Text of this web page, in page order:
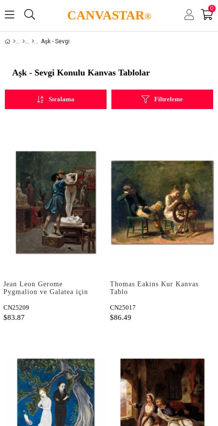
CANVASTAR®
0
Aşk - Sevgi
Aşk - Sevgi Konulu Kanvas Tablolar
Filtreleme
Sıralama
Jean Leon Gerome
Pygmalion ve Galatea için
CN25209
$83.87
Thomas Eakins Kur Kanvas
Tablo
CN25017
$86.49